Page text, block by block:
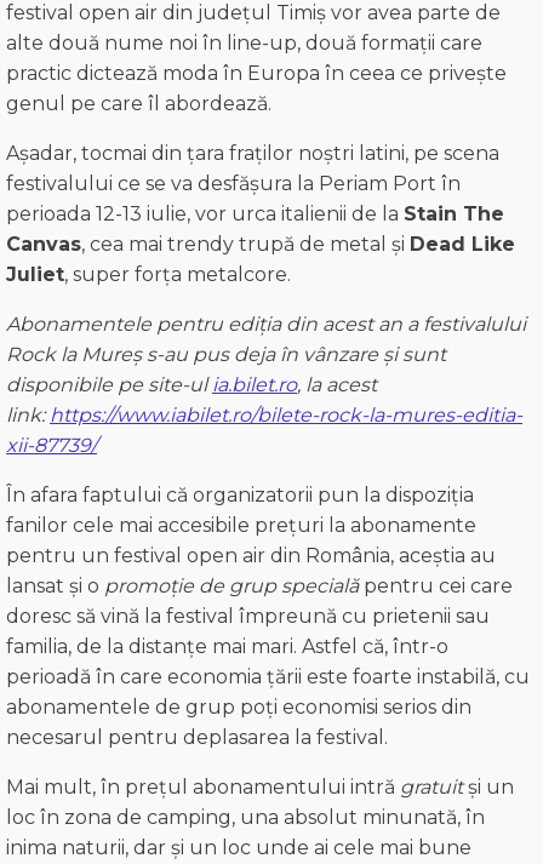
festival open air din județul Timiș vor avea parte de
alte două nume noi în line-up, două formații care
practic dictează moda în Europa în ceea ce privește
genul pe care îl abordează.
Așadar, tocmai din țara fraților noștri latini, pe scena
festivalului ce se va desfășura la Periam Port în
perioada 12-13 iulie, vor urca italienii de la Stain The
Canvas, cea mai trendy trupă de metal și Dead Like
Juliet, super forța metalcore.
Abonamentele pentru ediția din acest an a festivalului
Rock la Mureș s-au pus deja în vânzare și sunt
disponibile pe site-ulia.bilet.ro, la acest
link:https://www.iabilet.ro/bilete-rock-la-mures-editia-
xii-87739/
În afara faptului că organizatorii pun la dispoziția
fanilor cele mai accesibile prețuri la abonamente
pentru un festival open air din România, aceștia au
lansat și o promoție de grup specialăpentru cei care
doresc să vină la festival împreună cu prietenii sau
familia, de la distanțe mai mari. Astfel că, într-o
perioadă în care economia țării este foarte instabilă, cu
abonamentele de grup poți economisi serios din
necesarul pentru deplasarea la festival.
Mai mult, în prețul abonamentului intră gratuitși un
loc în zona de camping, una absolut minunată, în
inima naturii, dar și un loc unde ai cele mai bune